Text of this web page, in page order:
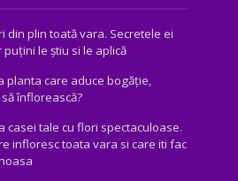
din plin toată vara. Secretele ei
le știu si le aplică
planta care aduce bogăţie,
înflorească?
casei tale cu flori spectaculoase.
infloresc toata vara si care iti fac